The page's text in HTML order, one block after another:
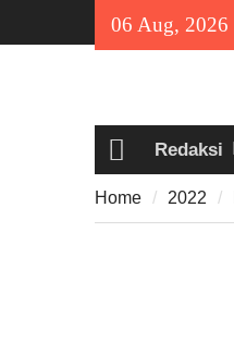
06 Aug, 2026
HomeRedaksi
Home 2022